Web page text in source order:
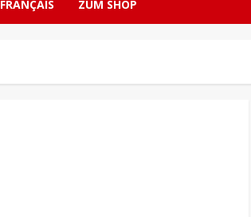
FRANÇAIS ZUM SHOP